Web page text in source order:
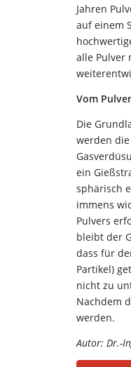
Jahren
auf einem
alle Pulver
Vom
Die
werden
ein
sphärisch
immens
Pulvers
bleibt der
dass für
Partikel)
nicht zu
Nachdem
werden.
Autor: Dr.-